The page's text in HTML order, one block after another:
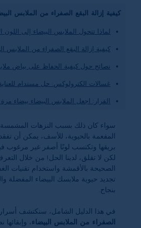
كيفية إزالة البقع الصفراء من الملابس
لماذا تتحول الملابس البيضاء إلى اللون
كيفية إزالة البقع الصفراء من الملابس
نصائح حول كيفية الحفاظ على بياض
غسالات الكترولوكس: حل مستدام
القرار: اجعل الملابس البيضاء بيضاء
سواء كان ذلك بسبب النزهات المشمسة
المفعمة بالحيوية، للأسف، يمكن أن
بريقها وتكتسب لونًا أصفر غير مرغوب
لكن لا تقلق، لدينا الحل! من خلال
الصحيحة بالأقمشة واستخدام تقنيات
تجديد حيوية ملابسك البيضاء المفضلة
بنجاح.
في هذا الدليل الشامل، سنكتشف أسرار
الصفراء من الملابس البيضاء،